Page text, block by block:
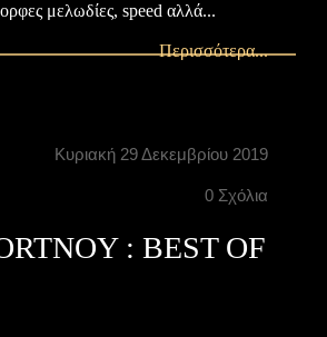
μελωδίες, speed αλλά...
Περισσότερα...
Κυριακή 29 Δεκεμβρίου 2019
0 Σχόλια
: BEST OF